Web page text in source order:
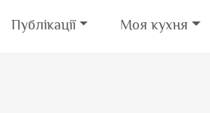
Публікації Моя кухня